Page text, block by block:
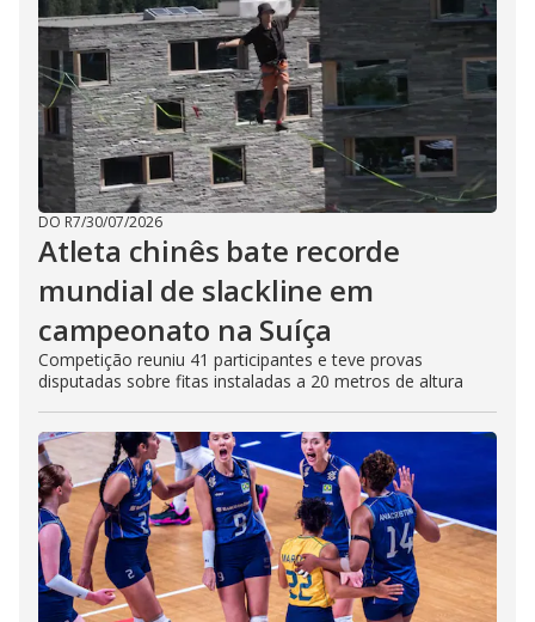
DO R7/30/07/2026
Atleta chinês bate recorde
mundial de slackline em
campeonato na Suíça
Competição reuniu 41 participantes e teve provas
disputadas sobre fitas instaladas a 20 metros de altura